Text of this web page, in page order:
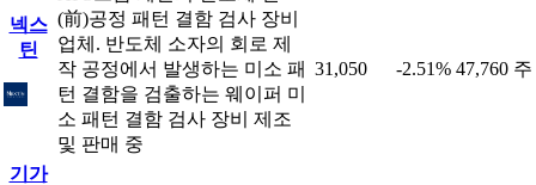
넥스
틴
(前)공정 패턴 결함 검사 장비
업체. 반도체 소자의 회로 제
작 공정에서 발생하는 미소 패
턴 결함을 검출하는 웨이퍼 미
소 패턴 결함 검사 장비 제조
및 판매 중
31,050 -2.51% 47,760 주
기가